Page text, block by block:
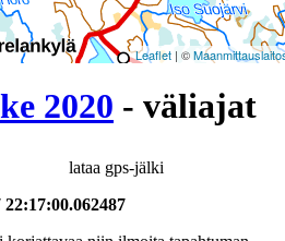
Leaflet | ©
2020 - väliajat
lataa gps-jälki